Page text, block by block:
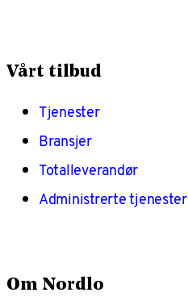
Vårt tilbud
Tjenester
Bransjer
Totalleverandør
Administrerte tjenester
Om Nordlo